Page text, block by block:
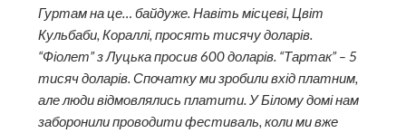
Гуртам на це… байдуже. Навіть місцеві, Цвіт
Кульбаби, Кораллі, просять тисячу доларів.
“Фіолет” з Луцька просив 600 доларів. “Тартак” – 5
тисяч доларів. Спочатку ми зробили вхід платним,
але люди відмовлялись платити. У Білому домі нам
заборонили проводити фестиваль, коли ми вже